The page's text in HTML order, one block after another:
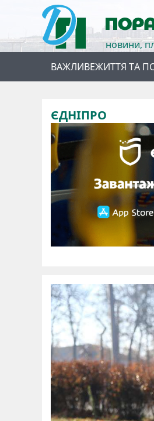
новини,
ВАЖЛИВЕЖИТТЯ ТА
ЄДНІПРО